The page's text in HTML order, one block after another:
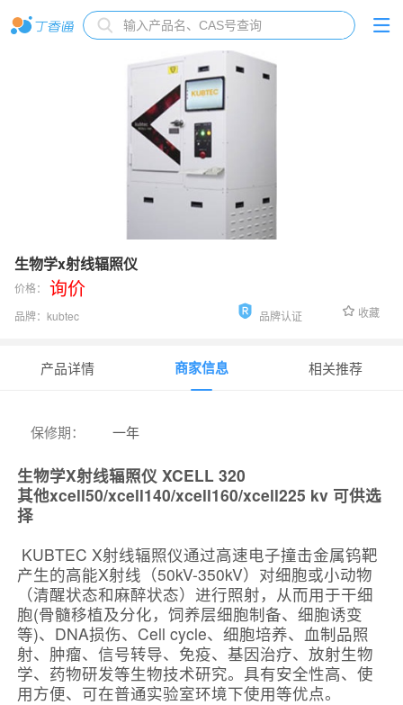
生物学x射线辐照仪
价格： 询价
品牌： kubtec 品牌认证 收藏
产品详情 商家信息 相关推荐
保修期： 一年
生物学X射线辐照仪 XCELL 320
其他xcell50/xcell140/xcell160/xcell225 kv 可供选
择
KUBTEC X射线辐照仪通过高速电子撞击金属钨靶
产生的高能X射线（50kV-350kV）对细胞或小动物
（清醒状态和麻醉状态）进行照射，从而用于干细
胞(骨髓移植及分化，饲养层细胞制备、细胞诱变
等)、DNA损伤、Cell cycle、细胞培养、血制品照
射、肿瘤、信号转导、免疫、基因治疗、放射生物
学、药物研发等生物技术研究。具有安全性高、使
用方便、可在普通实验室环境下使用等优点。